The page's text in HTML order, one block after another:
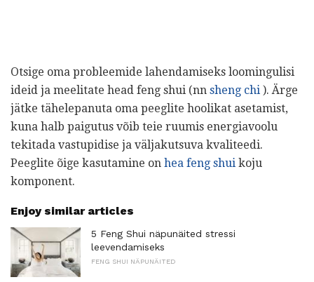
Otsige oma probleemide lahendamiseks loomingulisi
ideid ja meelitate head feng shui (nn sheng chi ). Ärge
jätke tähelepanuta oma peeglite hoolikat asetamist,
kuna halb paigutus võib teie ruumis energiavoolu
tekitada vastupidise ja väljakutsuva kvaliteedi.
Peeglite õige kasutamine on hea feng shui koju
komponent.
Enjoy similar articles
5 Feng Shui näpunäited stressi
leevendamiseks
FENG SHUI NÄPUNÄITED